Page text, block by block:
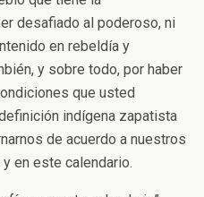
desafiado al poderoso, ni
en rebeldía y
y sobre todo, por haber
que usted
indígena zapatista
de acuerdo a nuestros
en este calendario.